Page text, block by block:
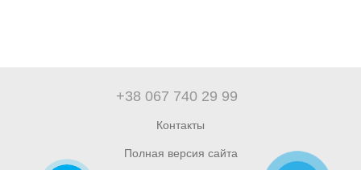
+38 067 740 29 99
Контакты
Полная версия сайта